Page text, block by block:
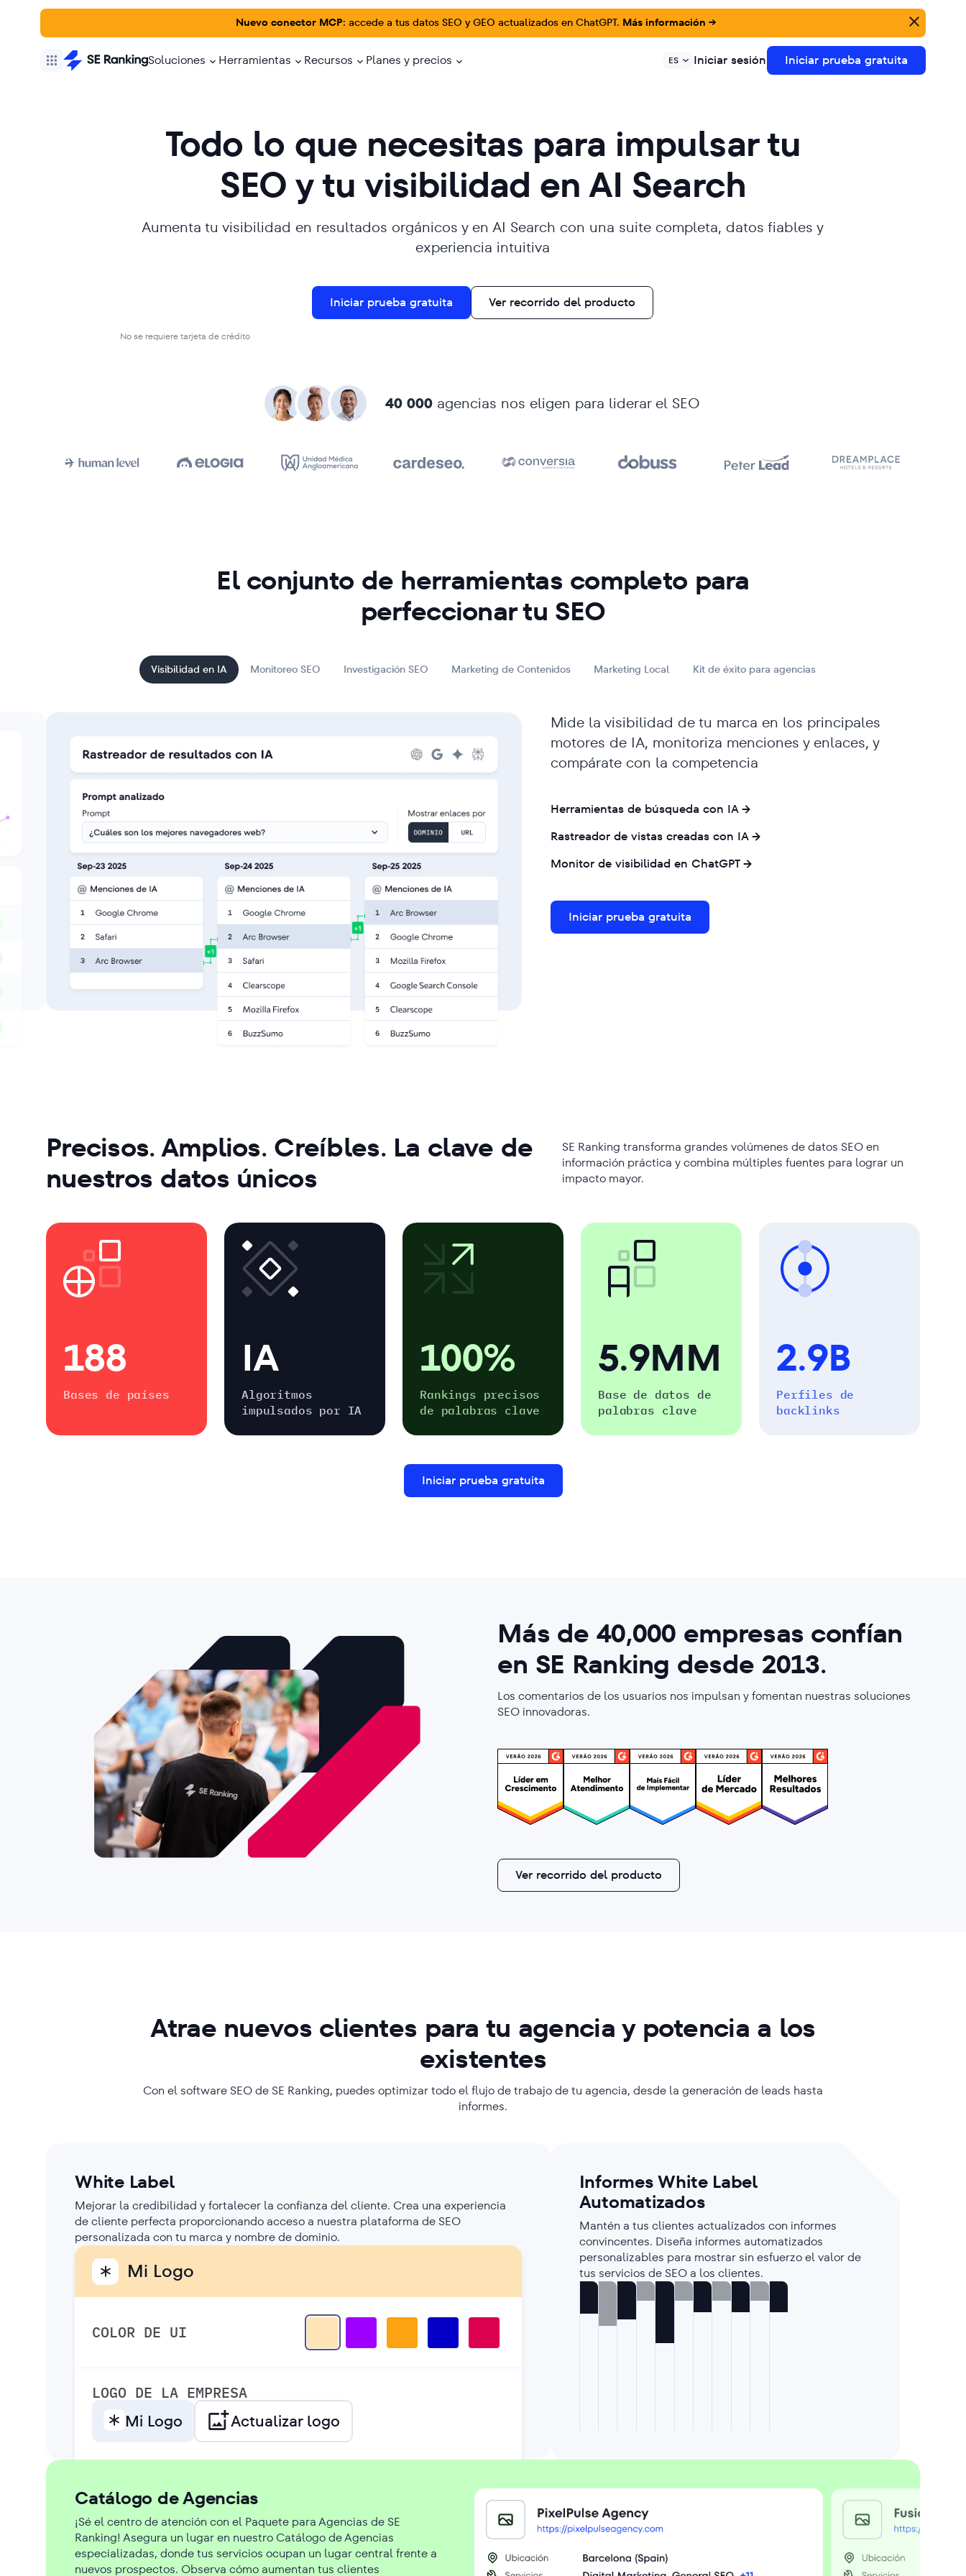
Nuevo conector MCP: accede a tus datos SEO y GEO actualizados en ChatGPT. Más información →
Soluciones Herramientas Recursos Planes y precios ES Iniciar sesión Iniciar prueba gratuita
Todo lo que necesitas para impulsar tu
SEO y tu visibilidad en AI Search
Aumenta tu visibilidad en resultados orgánicos y en AI Search con una suite completa, datos fiables y
experiencia intuitiva
Iniciar prueba gratuita Ver recorrido del producto
No se requiere tarjeta de crédito
40 000 agencias nos eligen para liderar el SEO
El conjunto de herramientas completo para
perfeccionar tu SEO
Visibilidad en IA Monitoreo SEO Investigación SEO Marketing de Contenidos Marketing Local Kit de éxito para agencias
Mide la visibilidad de tu marca en los principales
motores de IA, monitoriza menciones y enlaces, y
compárate con la competencia
Herramientas de búsqueda con IA
Rastreador de vistas creadas con IA
Monitor de visibilidad en ChatGPT
Iniciar prueba gratuita
Precisos. Amplios. Creíbles. La clave de
nuestros datos únicos
SE Ranking transforma grandes volúmenes de datos SEO en
información práctica y combina múltiples fuentes para lograr un
impacto mayor.
188
Bases de países
IA
Algoritmos
impulsados por IA
100%
Rankings precisos
de palabras clave
5.9MM
Base de datos de
palabras clave
2.9B
Perfiles de
backlinks
Iniciar prueba gratuita
Más de 40,000 empresas confían
en SE Ranking desde 2013.
Los comentarios de los usuarios nos impulsan y fomentan nuestras soluciones
SEO innovadoras.
Ver recorrido del producto
Atrae nuevos clientes para tu agencia y potencia a los
existentes
Con el software SEO de SE Ranking, puedes optimizar todo el flujo de trabajo de tu agencia, desde la generación de leads hasta
informes.
White Label
Mejorar la credibilidad y fortalecer la confianza del cliente. Crea una experiencia
de cliente perfecta proporcionando acceso a nuestra plataforma de SEO
personalizada con tu marca y nombre de dominio.
Mi Logo
COLOR DE UI
LOGO DE LA EMPRESA
Mi Logo Actualizar logo
Informes White Label
Automatizados
Mantén a tus clientes actualizados con informes
convincentes. Diseña informes automatizados
personalizables para mostrar sin esfuerzo el valor de
tus servicios de SEO a los clientes.
Catálogo de Agencias
¡Sé el centro de atención con el Paquete para Agencias de SE
Ranking! Asegura un lugar en nuestro Catálogo de Agencias
especializadas, donde tus servicios ocupan un lugar central frente a
nuevos prospectos. Observa cómo aumentan tus clientes